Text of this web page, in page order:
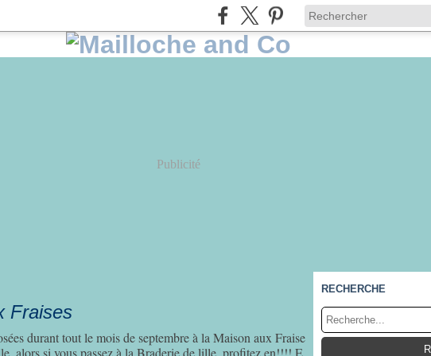
Publicité
Fraises
durant tout le mois de septembre à la Maison aux Fraise
alors si vous passez à la Braderie de lille, profitez en!!!! E
RECHERCHE